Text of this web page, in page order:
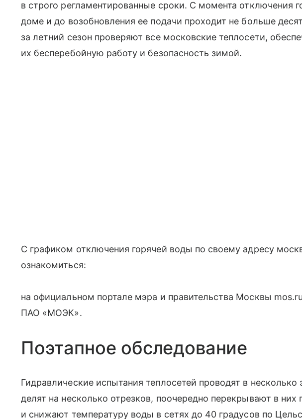
в строго регламентированные сроки. С момента отключения
доме и до возобновления ее подачи проходит не больше
за летний сезон проверяют все московские теплосети,
их бесперебойную работу и безопасность зимой.
С графиком отключения горячей воды по своему адресу
ознакомиться:
на официальном портале мэра и правительства Москвы
ПАО «МОЭК».
Поэтапное обследование
Гидравлические испытания теплосетей проводят в
делят на несколько отрезков, поочередно перекрывают в них
и снижают температуру воды в сетях до 40 градусов по